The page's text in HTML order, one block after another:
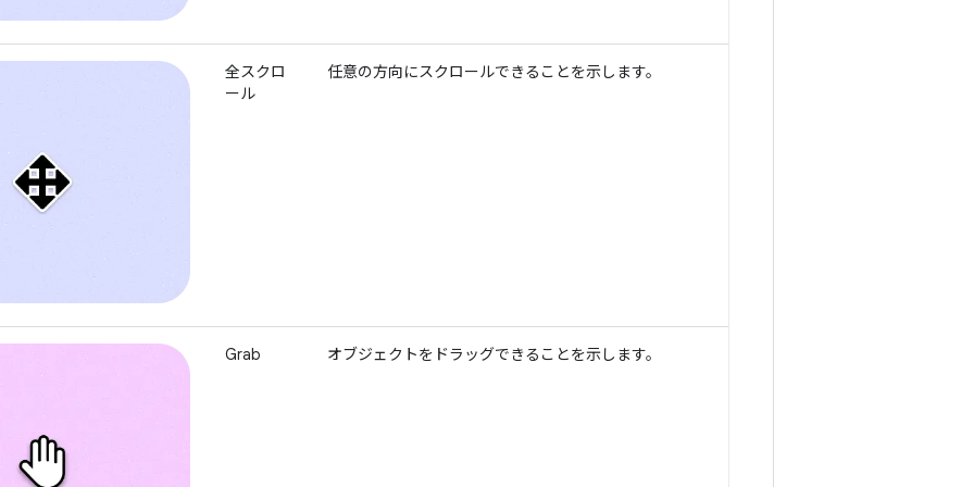
全スクロ
ール
任意の方向にスクロールできることを示します。
Grab オブジェクトをドラッグできることを示します。